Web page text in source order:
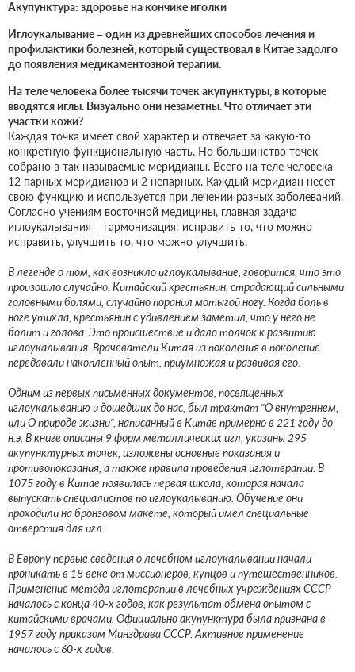
Акупунктура: здоровье на кончике иголки
Иглоукалывание – один из древнейших способов лечения и
профилактики болезней, который существовал в Китае задолго
до появления медикаментозной терапии.
На теле человека более тысячи точек акупунктуры, в которые
вводятся иглы. Визуально они незаметны. Что отличает эти
участки кожи?
Каждая точка имеет свой характер и отвечает за какую-то
конкретную функциональную часть. Но большинство точек
собрано в так называемые меридианы. Всего на теле человека
12 парных меридианов и 2 непарных. Каждый меридиан несет
свою функцию и используется при лечении разных заболеваний.
Согласно учениям восточной медицины, главная задача
иглоукалывания – гармонизация: исправить то, что можно
исправить, улучшить то, что можно улучшить.
В легенде о том, как возникло иглоукалывание, говорится, что это
произошло случайно. Китайский крестьянин, страдающий сильными
головными болями, случайно поранил мотыгой ногу. Когда боль в
ноге утихла, крестьянин с удивлением заметил, что у него не
болит и голова. Это происшествие и дало толчок к развитию
иглоукалывания. Врачеватели Китая из поколения в поколение
передавали накопленный опыт, приумножая и развивая его.
Одним из первых письменных документов, посвященных
иглоукалыванию и дошедших до нас, был трактат "О внутреннем,
или О природе жизни", написанный в Китае примерно в 221 году до
н.э. В книге описаны 9 форм металлических игл, указаны 295
акупунктурных точек, изложены основные показания и
противопоказания, а также правила проведения иглотерапии. В
1075 году в Китае появилась первая школа, которая начала
выпускать специалистов по иглоукалыванию. Обучение они
проходили на бронзовом макете, который имел специальные
отверстия для игл.
В Европу первые сведения о лечебном иглоукалывании начали
проникать в 18 веке от миссионеров, купцов и путешественников.
Применение метода иглотерапии в лечебных учреждениях СССР
началось с конца 40-х годов, как результат обмена опытом с
китайскими врачами. Официально акупунктура была признана в
1957 году приказом Минздрава СССР. Активное применение
началось с 60-х годов.